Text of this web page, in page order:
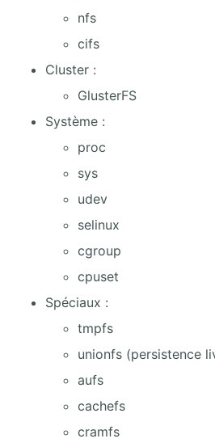
nfs
cifs
Cluster :
GlusterFS
Système :
proc
sys
udev
selinux
cgroup
cpuset
Spéciaux :
tmpfs
unionfs (persistence
aufs
cachefs
cramfs